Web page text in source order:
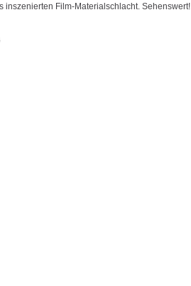
inszenierten Film-Materialschlacht. Sehenswert!